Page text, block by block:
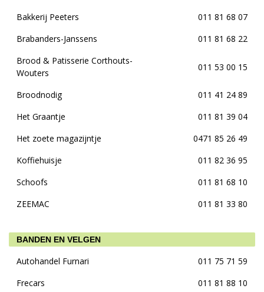
Bakkerij Peeters
011 81 68 07
Brabanders-Janssens
011 81 68 22
Brood & Patisserie Corthouts-
Wouters
011 53 00 15
Broodnodig
011 41 24 89
Het Graantje
011 81 39 04
Het zoete magazijntje
0471 85 26 49
Koffiehuisje
011 82 36 95
Schoofs
011 81 68 10
ZEEMAC
011 81 33 80
BANDEN EN VELGEN
Autohandel Furnari
011 75 71 59
Frecars
011 81 88 10